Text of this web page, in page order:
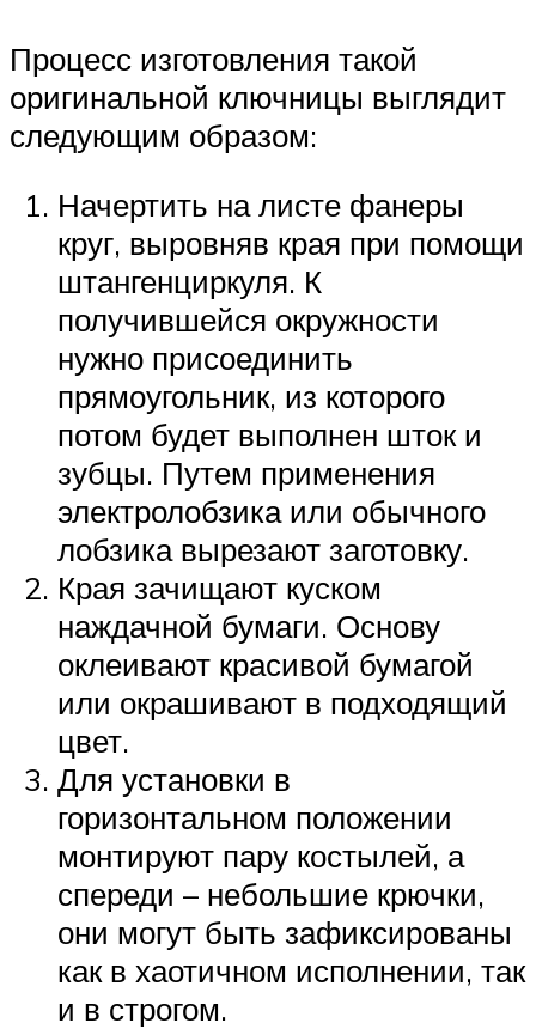
Процесс изготовления такой
оригинальной ключницы выглядит
следующим образом:
Начертить на листе фанеры
круг, выровняв края при помощи
штангенциркуля. К
получившейся окружности
нужно присоединить
прямоугольник, из которого
потом будет выполнен шток и
зубцы. Путем применения
электролобзика или обычного
лобзика вырезают заготовку.
Края зачищают куском
наждачной бумаги. Основу
оклеивают красивой бумагой
или окрашивают в подходящий
цвет.
Для установки в
горизонтальном положении
монтируют пару костылей, а
спереди – небольшие крючки,
они могут быть зафиксированы
как в хаотичном исполнении, так
и в строгом.